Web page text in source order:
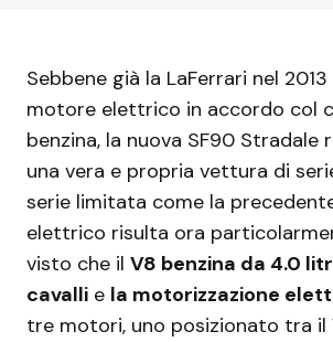
Sebbene già la LaFerrari nel
motore elettrico in accordo col
benzina, la nuova SF90 Stradale
una vera e propria vettura di
serie limitata come la
elettrico risulta ora
visto che il V8 benzina da 4.0
cavalli e la motorizzazione
tre motori, uno posizionato tra il